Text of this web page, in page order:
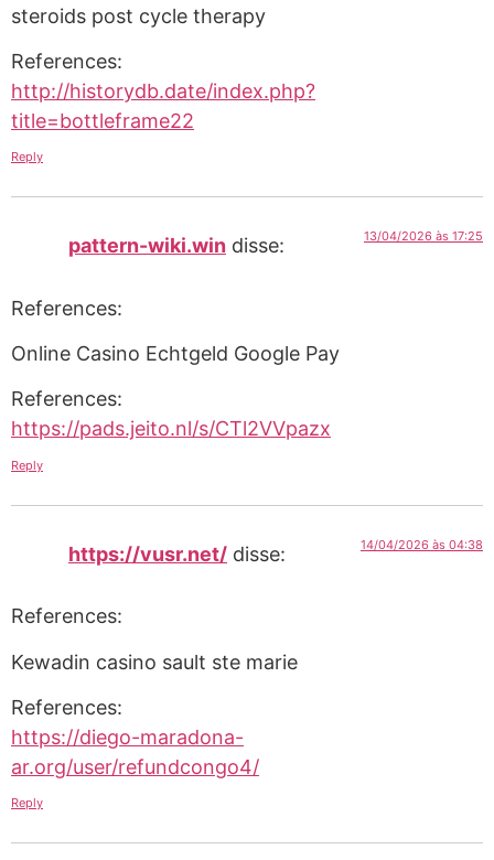
steroids post cycle therapy
References:
http://historydb.date/index.php?
title=bottleframe22
Reply
pattern-wiki.win disse: 13/04/2026 às 17:25
References:
Online Casino Echtgeld Google Pay
References:
https://pads.jeito.nl/s/CTl2VVpazx
Reply
https://vusr.net/ disse: 14/04/2026 às 04:38
References:
Kewadin casino sault ste marie
References:
https://diego-maradona-
ar.org/user/refundcongo4/
Reply